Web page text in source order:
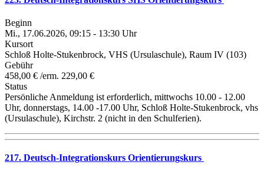
Beginn
Mi., 17.06.2026, 09:15 - 13:30 Uhr
Kursort
Schloß Holte-Stukenbrock, VHS (Ursulaschule), Raum IV (103)
Gebühr
458,00 € /erm. 229,00 €
Status
Persönliche Anmeldung ist erforderlich, mittwochs 10.00 - 12.00
Uhr, donnerstags, 14.00 -17.00 Uhr, Schloß Holte-Stukenbrock, vhs
(Ursulaschule), Kirchstr. 2 (nicht in den Schulferien).
217. Deutsch-Integrationskurs Orientierungskurs